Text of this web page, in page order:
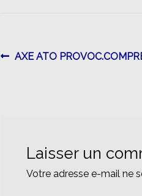
Navigation
Article
AXE ATO
Laisser un
Votre adresse e-mail ne